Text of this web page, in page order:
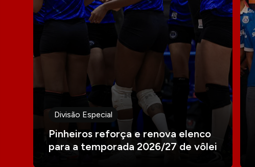
Divisão Especial
Pinheiros reforça e renova elenco
para a temporada 2026/27 de vôlei